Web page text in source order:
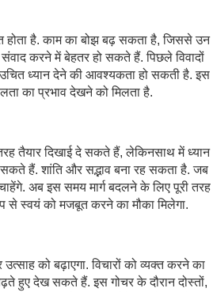
है. काम का बोझ बढ़ सकता है, जिससे उन
करने में बेहतर हो सकते हैं. पिछले विवादों
ध्यान देने की आवश्यकता हो सकती है. इस
का प्रभाव देखने को मिलता है.
तैयार दिखाई दे सकते हैं, लेकिनसाथ में ध्यान
हैं. शांति और सद्भाव बना रह सकता है. जब
अब इस समय मार्ग बदलने के लिए पूरी तरह
से स्वयं को मजबूत करने का मौका मिलेगा.
को बढ़ाएगा. विचारों को व्यक्त करने का
हुए देख सकते हैं. इस गोचर के दौरान दोस्तों,